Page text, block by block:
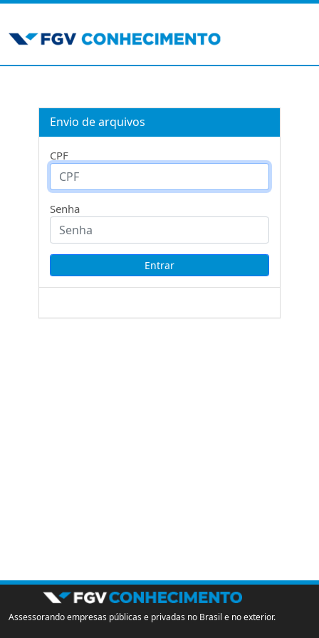
Envio de arquivos
CPF
Senha
Assessorando empresas públicas e privadas no Brasil e no exterior.